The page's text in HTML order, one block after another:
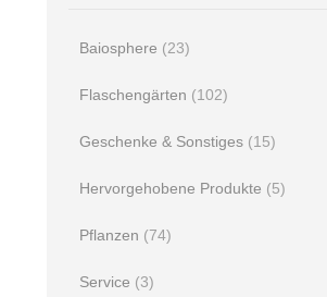
Baiosphere (23)
Flaschengärten (102)
Geschenke & Sonstiges (15)
Hervorgehobene Produkte (5)
Pflanzen (74)
Service (3)